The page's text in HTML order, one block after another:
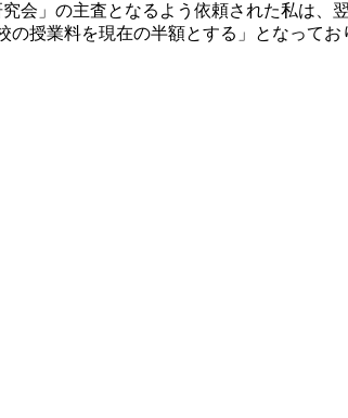
」の主査となるよう依頼された私は、
授業料を現在の半額とする」となって